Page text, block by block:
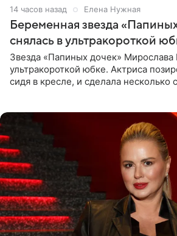
14 часов назад Елена Нужная
Беременная звезда
снялась в ультракороткой
Звезда «Папиных дочек» Мирослава
ультракороткой юбке. Актриса
сидя в кресле, и сделала несколько